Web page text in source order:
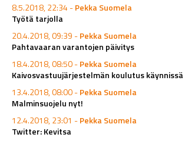
8.5.2018, 22:34 -Pekka Suomela
Työtä tarjolla
20.4.2018, 09:39 -Pekka Suomela
Pahtavaaran varantojen päivitys
18.4.2018, 08:50 -Pekka Suomela
Kaivosvastuujärjestelmän koulutus käynnissä
13.4.2018, 08:00 -Pekka Suomela
Malminsuojelu nyt!
12.4.2018, 23:01 -Pekka Suomela
Twitter: Kevitsa